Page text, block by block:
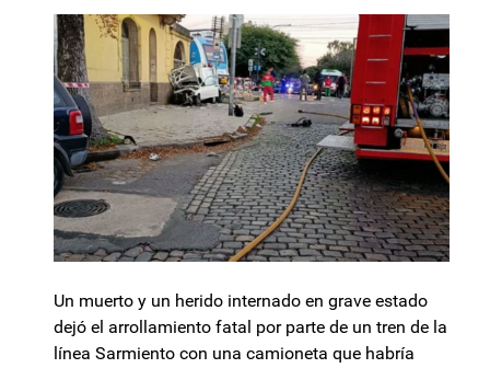
Un muerto y un herido internado en grave estado
dejó el arrollamiento fatal por parte de un tren de la
línea Sarmiento con una camioneta que habría